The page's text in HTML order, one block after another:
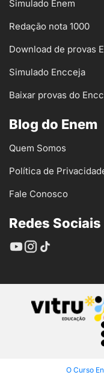
Simulado Enem
Redação nota 1000
Download de provas
Simulado Encceja
Baixar provas do
Blog do Enem
Quem Somos
Política de
Fale Conosco
Redes Sociais
O Curso